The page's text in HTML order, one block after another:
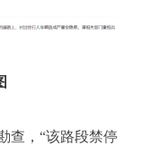
查，“该路段禁停